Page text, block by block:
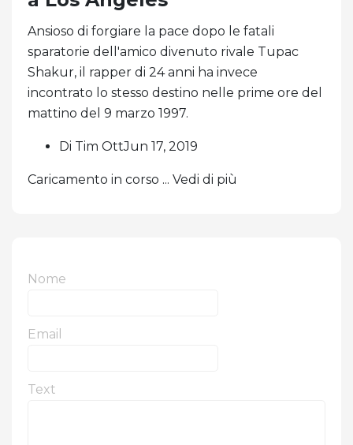
Ansioso di forgiare la pace dopo le fatali
sparatorie dell'amico divenuto rivale Tupac
Shakur, il rapper di 24 anni ha invece
incontrato lo stesso destino nelle prime ore del
mattino del 9 marzo 1997.
Di Tim OttJun 17, 2019
Caricamento in corso ... Vedi di più
Nome
Email
Text